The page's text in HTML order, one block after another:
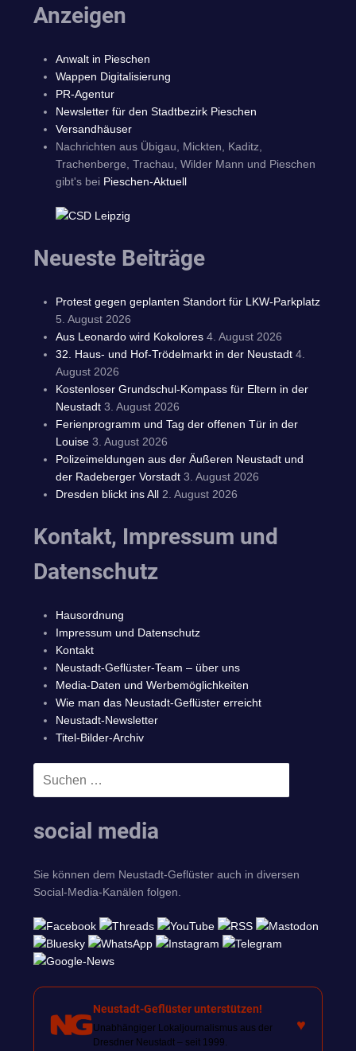
Anzeigen
Anwalt in Pieschen
Wappen Digitalisierung
PR-Agentur
Newsletter für den Stadtbezirk Pieschen
Versandhäuser
Nachrichten aus Übigau, Mickten, Kaditz,
Trachenberge, Trachau, Wilder Mann und Pieschen
gibt's bei Pieschen-Aktuell
Neueste Beiträge
Protest gegen geplanten Standort für LKW-Parkplatz
5. August 2026
Aus Leonardo wird Kokolores 4. August 2026
32. Haus- und Hof-Trödelmarkt in der Neustadt 4.
August 2026
Kostenloser Grundschul-Kompass für Eltern in der
Neustadt 3. August 2026
Ferienprogramm und Tag der offenen Tür in der
Louise 3. August 2026
Polizeimeldungen aus der Äußeren Neustadt und
der Radeberger Vorstadt 3. August 2026
Dresden blickt ins All 2. August 2026
Kontakt, Impressum und
Datenschutz
Hausordnung
Impressum und Datenschutz
Kontakt
Neustadt-Geflüster-Team – über uns
Media-Daten und Werbemöglichkeiten
Wie man das Neustadt-Geflüster erreicht
Neustadt-Newsletter
Titel-Bilder-Archiv
Suchen
social media
Sie können dem Neustadt-Geflüster auch in diversen
Social-Media-Kanälen folgen.
Neustadt-Geflüster unterstützen!
Unabhängiger Lokaljournalismus aus der
Dresdner Neustadt – seit 1999.
♥